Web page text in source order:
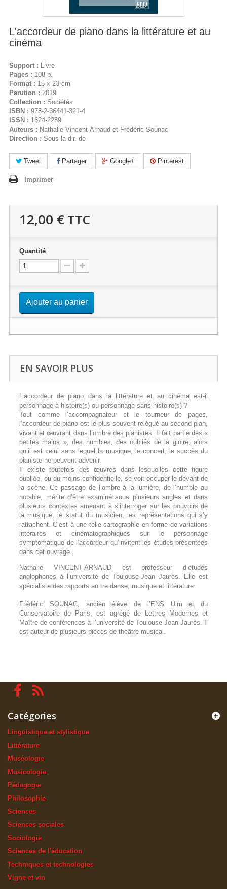
L'accordeur de piano dans la littérature et au
cinéma
Support : Livre
Pages : 108 p.
Format : 15 x 23 cm
Parution : 2019
Collection : Sociétés
ISBN : 978-2-36441-321-4
ISSN : 1624-2289
Auteurs : Nathalie Vincent-Arnaud et Frédéric Sounac
Direction : Sous la dir. de
Tweet Partager Google+ Pinterest
Imprimer
12,00 € TTC
Quantité
Ajouter au panier
EN SAVOIR PLUS
L’accordeur de piano dans la littérature et au cinéma est-il
personnage à histoire(s) ou personnage sans histoire(s) ?
Tout comme l’accompagnateur et le tourneur de pages,
l’accordeur de piano est le plus souvent relégué au second plan,
vivant et œuvrant dans l’ombre des pianistes. Il fait partie des «
petites mains », des humbles, des oubliés de la gloire, alors
qu’il est celui sans lequel la musique, le concert, le succès du
pianiste ne peuvent advenir.
Il existe toutefois des œuvres dans lesquelles cette figure
oubliée, ou du moins confidentielle, se voit occuper le devant de
la scène. Ce passage de l’ombre à la lumière, de l’humble au
notable, mérite d’être examiné sous plusieurs angles et dans
plusieurs contextes amenant à s’interroger sur les pouvoirs de
la musique, le statut du musicien, les représentations qui s’y
rattachent. C’est à une telle cartographie en forme de variations
littéraires et cinématographiques sur le personnage
symptomatique de l’accordeur qu’invitent les études présentées
dans cet ouvrage.
Nathalie VINCENT-ARNAUD est professeur d’études
anglophones à l’université de Toulouse-Jean Jaurès. Elle est
spécialiste des rapports en tre danse, musique et littérature.
Frédéric SOUNAC, ancien élève de l’ENS Ulm et du
Conservatoire de Paris, est agrégé de Lettres Modernes et
Maître de conférences à l’université de Toulouse-Jean Jaurès. Il
est auteur de plusieurs pièces de théâtre musical.
Catégories
Linguistique et stylistique
Littérature
Muséologie
Musicologie
Pédagogie
Philosophie
Sciences
Sciences sociales
Sociologie
Sciences de l'éducation
Techniques et technologies
Vigne et vin